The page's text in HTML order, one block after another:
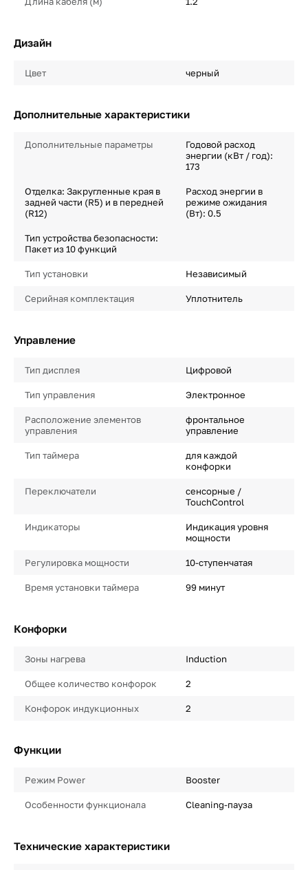
Дизайн
Цвет черный
Дополнительные характеристики
Дополнительные параметры
Годовой расход
энергии (кВт / год):
173
Отделка: Закругленные края в
задней части (R5) и в передней
(R12)
Расход энергии в
режиме ожидания
(Вт): 0.5
Тип устройства безопасности:
Пакет из 10 функций
Тип установки Независимый
Серийная комплектация Уплотнитель
Управление
Тип дисплея Цифровой
Тип управления Электронное
Расположение элементов
управления
фронтальное
управление
Тип таймера
для каждой
конфорки
Переключатели
сенсорные /
TouchControl
Индикаторы
Индикация уровня
мощности
Регулировка мощности 10-ступенчатая
Время установки таймера 99 минут
Конфорки
Зоны нагрева Induction
Общее количество конфорок 2
Конфорок индукционных 2
Функции
Режим Power Booster
Особенности функционала Cleaning-пауза
Технические характеристики